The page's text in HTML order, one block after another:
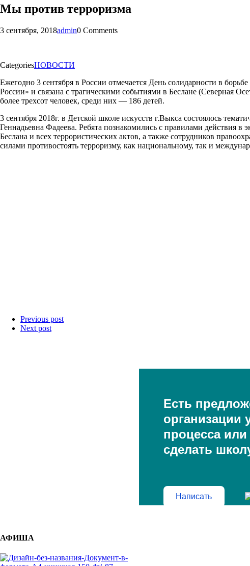
Мы против терроризма
3 сентября, 2018admin0 Comments
CategoriesНОВОСТИ
Ежегодно 3 сентября в России отмечается День солидарности в
России» и связана с трагическими событиями в Беслане (Северная
более трехсот человек, среди них — 186 детей.
3 сентября 2018г. в Детской школе искусств г.Выкса состоялось
Геннадьевна Фадеева. Ребята познакомились с правилами действия
Беслана и всех террористических актов, а также сотрудников
силами противостоять терроризму, как национальному, так и
Previous post
Next post
Есть
организации
процесса или
сделать
Написать
АФИША